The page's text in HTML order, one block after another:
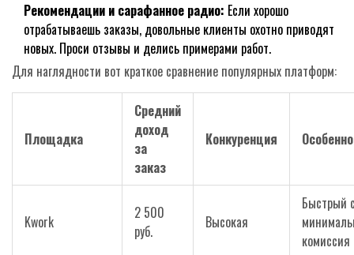
Рекомендации и сарафанное радио: Если хорошо
отрабатываешь заказы, довольные клиенты охотно приводят
новых. Проси отзывы и делись примерами работ.
Для наглядности вот краткое сравнение популярных платформ:
Площадка
Средний
доход
за
заказ
Конкуренция
Kwork
2 500
руб.
Высокая
Быстрый
комиссия